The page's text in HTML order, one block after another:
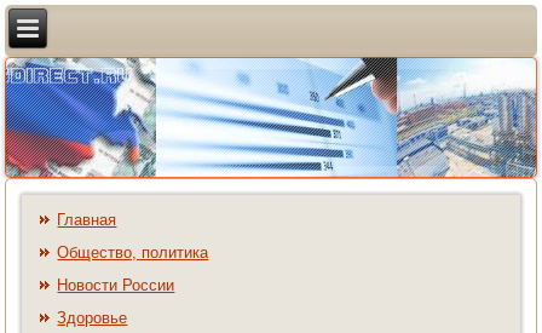
Главная
Общество, политика
Новости России
Здоровье